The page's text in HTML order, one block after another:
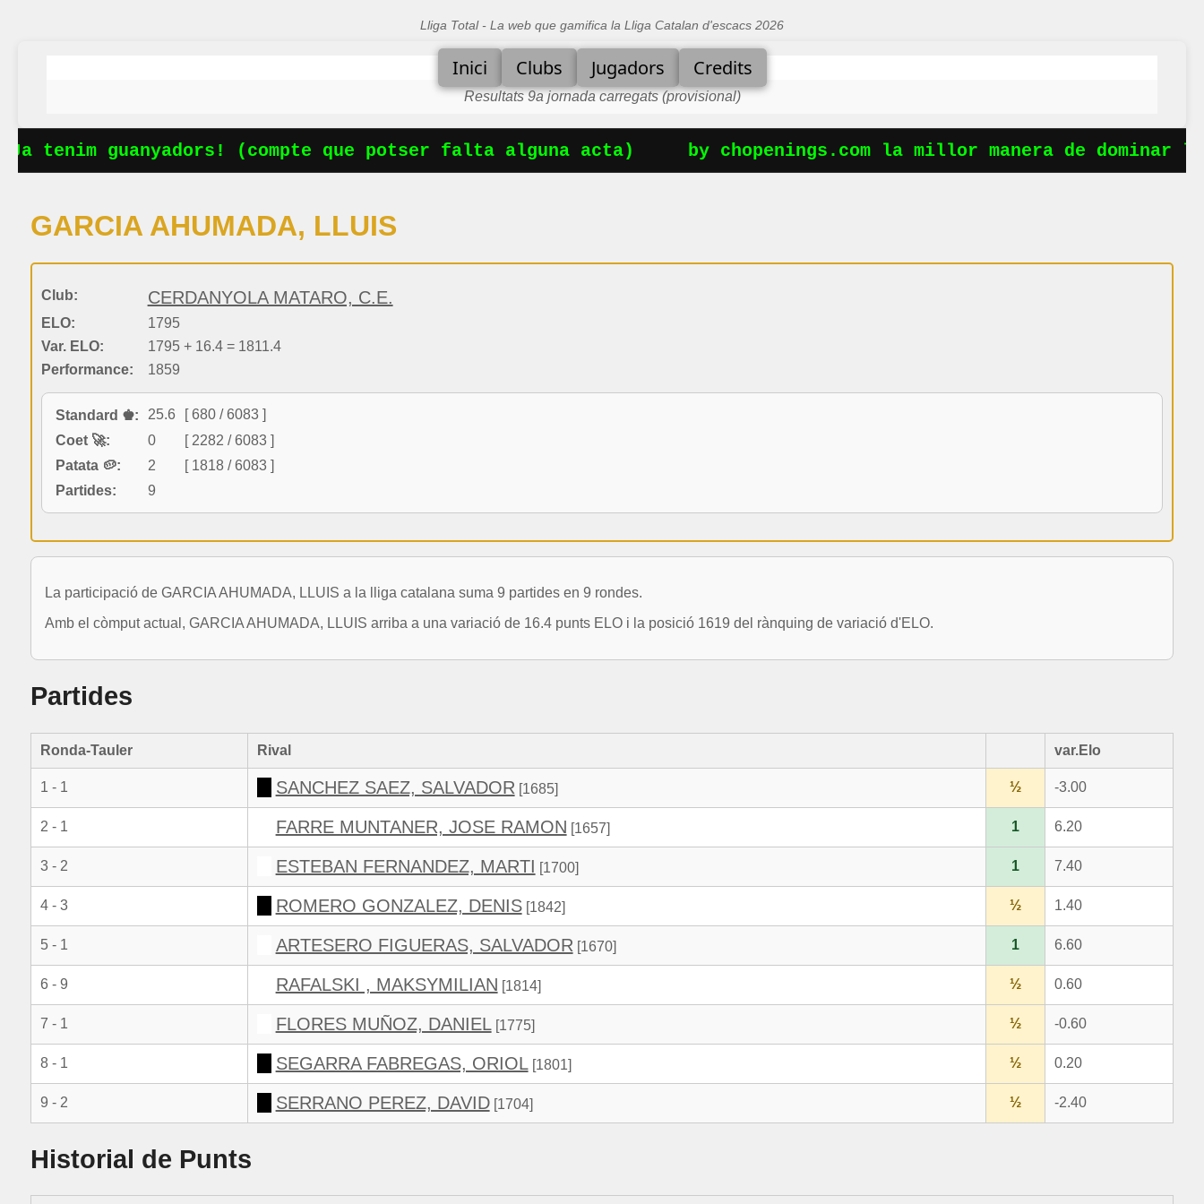
Lliga Total - La web que gamifica la Lliga Catalan d'escacs 2026
Inici Clubs Jugadors Credits
Resultats 9a jornada carregats (provisional)
tenim guanyadors! (compte que potser falta alguna acta) by chopenings.com la millor manera de dominar
GARCIA AHUMADA, LLUIS
Club: CERDANYOLA MATARO, C.E.
ELO:
1795
Var. ELO:
1795 + 16.4 = 1811.4
Performance:
1859
Standard ♚: 25.6
[ 680 / 6083 ]
Coet 🚀:
0
[ 2282 / 6083 ]
Patata 🥔:
2
[ 1818 / 6083 ]
Partides:
9
La participació de GARCIA AHUMADA, LLUIS a la lliga catalana suma 9 partides en 9 rondes.
Amb el còmput actual, GARCIA AHUMADA, LLUIS arriba a una variació de 16.4 punts ELO i la posició 1619 del rànquing de variació d'ELO.
Partides
Ronda-Tauler Rival var.Elo
1 - 1 SANCHEZ SAEZ, SALVADOR [1685] ½ -3.00
2 - 1 FARRE MUNTANER, JOSE RAMON [1657] 1 6.20
3 - 2 ESTEBAN FERNANDEZ, MARTI [1700] 1 7.40
4 - 3 ROMERO GONZALEZ, DENIS[1842] ½ 1.40
5 - 1 ARTESERO FIGUERAS, SALVADOR [1670] 1 6.60
6 - 9 RAFALSKI , MAKSYMILIAN [1814] ½ 0.60
7 - 1 FLORES MUÑOZ, DANIEL[1775] ½ -0.60
8 - 1 SEGARRA FABREGAS, ORIOL[1801] ½ 0.20
9 - 2 SERRANO PEREZ, DAVID[1704] ½ -2.40
Historial de Punts